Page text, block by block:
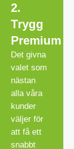
2.
Trygg
Premium
Det givna
valet som
nästan
alla våra
kunder
väljer för
att få ett
snabbt